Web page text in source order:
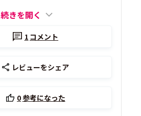
続きを開く
1 コメント
レビューをシェア
0参考になった